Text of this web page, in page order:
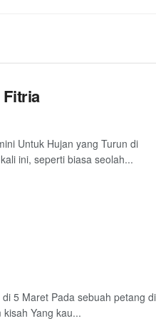
Untuk Hujan yang Turun di
ini, seperti biasa seolah...
5 Maret Pada sebuah petang
Yang kau...